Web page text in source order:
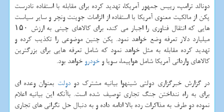
دونالد ترامپ، رییس جمهور آمریكا، تهدید كرده برای مقابله با استفاده نادرست
پكن از مالكیت معنوی آمریكا با استفاده از الزامات جوینت ونچر و سایر سیاست
هایی كه انتقال فناوری را اجبار می كند، برای كالاهای چینی به ارزش ۱۵۰
میلیارد دلار تعرفه وضع خواهد نمود. پكن چنین موضوعی را تكذیب كرده و
تهدید كرده مقابله به مثل خواهد نمود كه شامل تعرفه هایی برای بزرگترین
كالاهای وارداتی آمریكا شامل هواپیما، سویا و خودرو خواهد بود.
در گزارش خبرگزاری دولتی شینهوا بیانیه مشترك دودولت بعنوان وعده ای
برای به راه ننداختن جنگ تجاری توصیف شده است. باآنكه این بیانیه اعلام
نموده دو طرف به مذاكرات رده بالا ادامه داده و به دنبال حل نگرانی های تجاری